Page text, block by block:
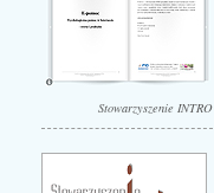
Stowarzyszenie INTRO